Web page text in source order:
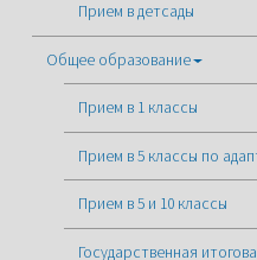
Прием в детсады
Общее образование
Прием в 1 классы
Прием в 5 классы по
Прием в 5 и 10 классы
Государственная